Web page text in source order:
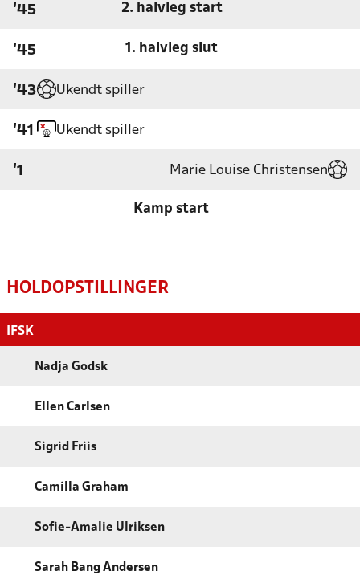
'45 2. halvleg start
'45 1. halvleg slut
'43 Ukendt spiller
'41 Ukendt spiller
'1 Marie Louise Christensen
Kamp start
HOLDOPSTILLINGER
IFSK
Nadja Godsk
Ellen Carlsen
Sigrid Friis
Camilla Graham
Sofie-Amalie Ulriksen
Sarah Bang Andersen